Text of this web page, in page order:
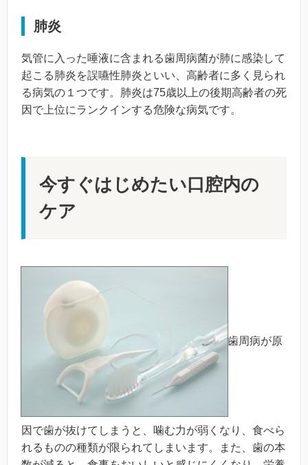
肺炎
気管に入った唾液に含まれる歯周病菌が肺に感染して
起こる肺炎を誤嚥性肺炎といい、高齢者に多く見られ
る病気の１つです。肺炎は75歳以上の後期高齢者の死
因で上位にランクインする危険な病気です。
今すぐはじめたい口腔内の
ケア
歯周病が原
因で歯が抜けてしまうと、噛む力が弱くなり、食べら
れるものの種類が限られてしまいます。また、歯の本